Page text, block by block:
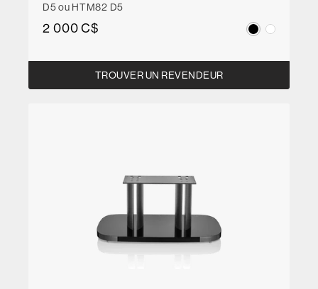
D5 ou HTM82 D5
2 000 C$
TROUVER UN REVENDEUR